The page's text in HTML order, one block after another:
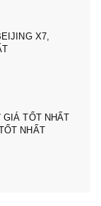
5, MG RX5,
A, ROTUY
MG 5
5, MG RX5,
PHA MG RX5,